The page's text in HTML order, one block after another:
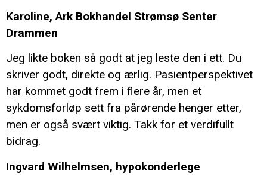
Karoline, Ark Bokhandel Strømsø Senter
Drammen
Jeg likte boken så godt at jeg leste den i ett. Du
skriver godt, direkte og ærlig. Pasientperspektivet
har kommet godt frem i flere år, men et
sykdomsforløp sett fra pårørende henger etter,
men er også svært viktig. Takk for et verdifullt
bidrag.
Ingvard Wilhelmsen, hypokonderlege